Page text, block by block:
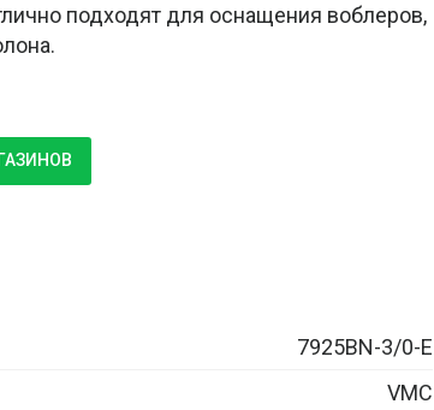
подходят для оснащения воблеров,
7925BN-3/0-E
VMC